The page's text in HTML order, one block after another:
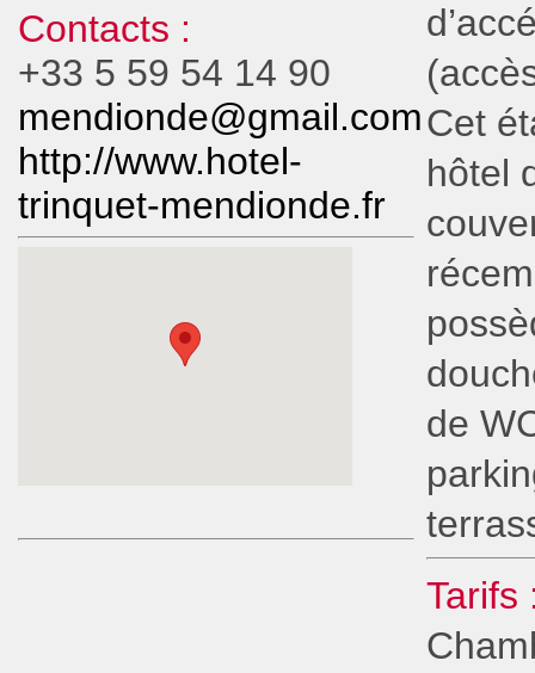
Contacts :
+33 5 59 54 14 90
mendionde@gmail.com
http://www.hotel-
trinquet-mendionde.fr
Cet
hôtel
de
Tarifs